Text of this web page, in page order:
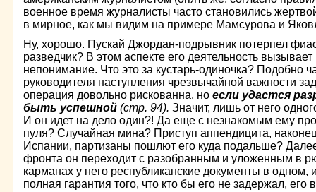
военное время журналисты часто становились
в мирное, как мы видим на примере Мамсурова и
Ну, хорошо. Пускай Джордан-подрывник потерпел
разведчик? В этом аспекте его дея­тельность
непонимание. Что это за кустарь-одиночка? Подобно
руко­водителя наступления чрезвычайной важности
операция довольно рискованна, но если удастся
быть успешной (стр. 94). Значит, лишь от него
И он идет на дело один?! Да еще с незнакомым ему
пуля? Случайная мина? Приступ аппендицита,
Испании, партизаны пошлют его куда подальше?
фронта он переходит с разобранным и уложенным в
карманах у него республиканские документы в одном,
полная гаран­тия того, что кто бы его не задержал,